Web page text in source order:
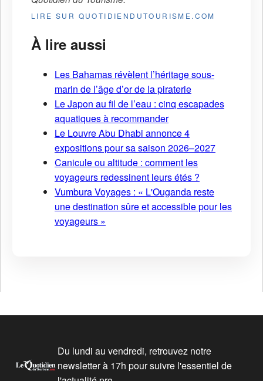
LIRE SUR QUOTIDIENDUTOURISME.COM
À lire aussi
Les Bahamas révèlent l’héritage sous-
marin de l’âge d’or de la piraterie
Le Japon au fil de l’eau : cinq escapades
aquatiques à recommander
Le Louvre Abu Dhabi annonce 4
expositions pour sa saison 2026–2027
Canicule ou altitude : comment les
voyageurs redessinent leurs étés ?
Vumbura Voyages : « L'Ouganda reste
une destination sûre et accessible pour les
voyageurs »
Du lundi au vendredi, retrouvez notre
newsletter à 17h pour suivre l'essentiel de